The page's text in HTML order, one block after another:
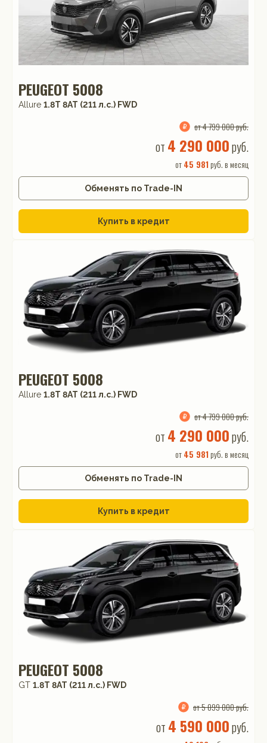
PEUGEOT 5008
Allure 1.8T 8AT (211 л.с.) FWD
от 4 799 000 руб.
от 4 290 000руб.
от45 981 руб. в месяц
Обменять по Trade-IN
Купить в кредит
PEUGEOT 5008
Allure 1.8T 8AT (211 л.с.) FWD
от 4 799 000 руб.
от 4 290 000руб.
от45 981 руб. в месяц
Обменять по Trade-IN
Купить в кредит
PEUGEOT 5008
GT 1.8T 8AT (211 л.с.) FWD
от 5 099 000 руб.
от 4 590 000руб.